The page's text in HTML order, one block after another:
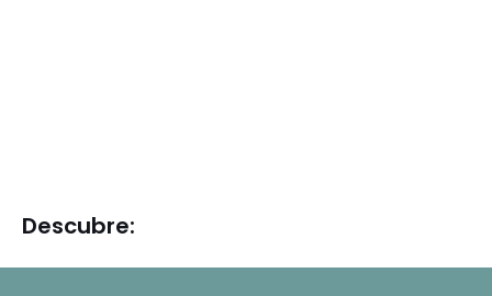
Descubre: